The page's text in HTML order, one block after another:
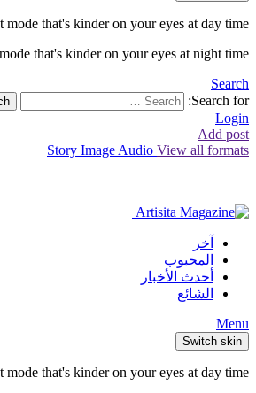
that's kinder on your eyes at day time.
that's kinder on your eyes at night time.
Search
Search for:
Login
Add post
Story Image Audio View all formats
آخر
المحبوب
أحدث الأخبار
الشائع
Menu
Switch skin
that's kinder on your eyes at day time.